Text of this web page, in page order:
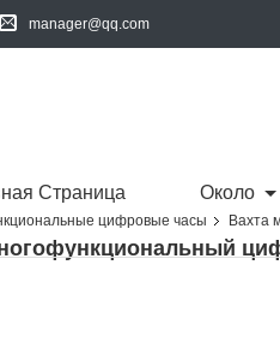
manager@qq.com
Страница Около
цифровые часы Вахта